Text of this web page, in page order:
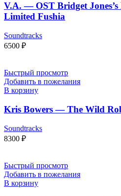
V.A. — OST Bridget
Limited Fushia
Soundtracks
6500 ₽
Быстрый просмотр
Добавить в пожелания
В корзину
Kris Bowers — The Wild
Soundtracks
8300 ₽
Быстрый просмотр
Добавить в пожелания
В корзину